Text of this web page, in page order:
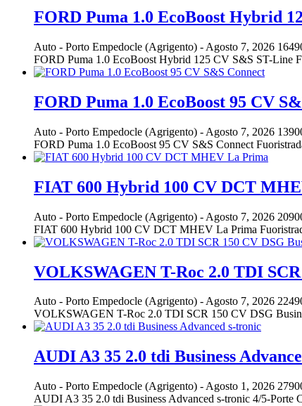
FORD Puma 1.0 EcoBoost Hybrid
Auto - Porto Empedocle (Agrigento) - Agosto 7, 2026
FORD Puma 1.0 EcoBoost Hybrid 125 CV S&S ST-Line
FORD Puma 1.0 EcoBoost 95 CV
Auto - Porto Empedocle (Agrigento) - Agosto 7, 2026
FORD Puma 1.0 EcoBoost 95 CV S&S Connect
FIAT 600 Hybrid 100 CV DCT
Auto - Porto Empedocle (Agrigento) - Agosto 7, 2026
FIAT 600 Hybrid 100 CV DCT MHEV La Prima
VOLKSWAGEN T-Roc 2.0 TDI
Auto - Porto Empedocle (Agrigento) -Agosto 7, 2026
VOLKSWAGEN T-Roc 2.0 TDI SCR 150 CV DSG
AUDI A3 35 2.0 tdi Business
Auto - Porto Empedocle (Agrigento) - Agosto 1, 2026
AUDI A3 35 2.0 tdi Business Advanced s-tronic 4/5-